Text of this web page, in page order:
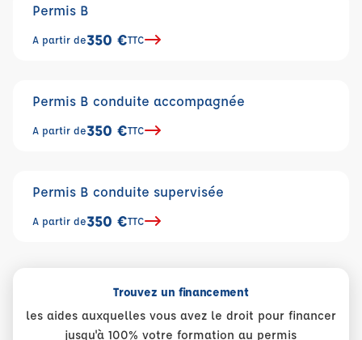
Permis B
A partir de350 €TTC
Permis B conduite accompagnée
A partir de350 €TTC
Permis B conduite supervisée
A partir de350 €TTC
Trouvez un financement
les aides auxquelles vous avez le droit pour financer
jusqu'à 100% votre formation au permis